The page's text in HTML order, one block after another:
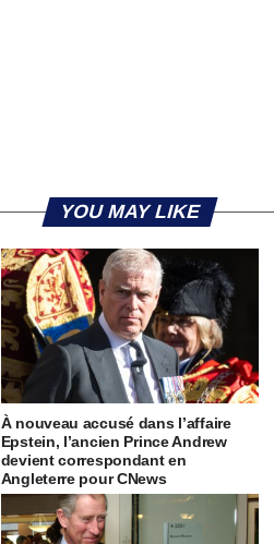
YOU MAY LIKE
À nouveau accusé dans l’affaire
Epstein, l’ancien Prince Andrew
devient correspondant en
Angleterre pour CNews